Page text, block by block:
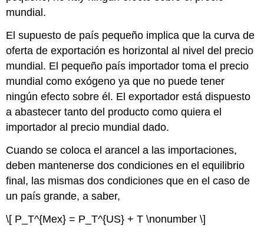
mundial.
El supuesto de país pequeño implica que la curva de
oferta de exportación es horizontal al nivel del precio
mundial. El pequeño país importador toma el precio
mundial como exógeno ya que no puede tener
ningún efecto sobre él. El exportador está dispuesto
a abastecer tanto del producto como quiera el
importador al precio mundial dado.
Cuando se coloca el arancel a las importaciones,
deben mantenerse dos condiciones en el equilibrio
final, las mismas dos condiciones que en el caso de
un país grande, a saber,
\[ P_T^{Mex} = P_T^{US} + T \nonumber \]